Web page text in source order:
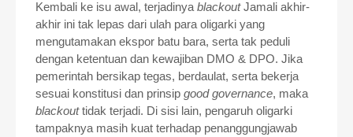
Kembali ke isu awal, terjadinya blackoutJamali akhir-
akhir ini tak lepas dari ulah para oligarki yang
mengutamakan ekspor batu bara, serta tak peduli
dengan ketentuan dan kewajiban DMO & DPO. Jika
pemerintah bersikap tegas, berdaulat, serta bekerja
sesuai konstitusi dan prinsip good governance, maka
blackouttidak terjadi. Di sisi lain, pengaruh oligarki
tampaknya masih kuat terhadap penanggungjawab